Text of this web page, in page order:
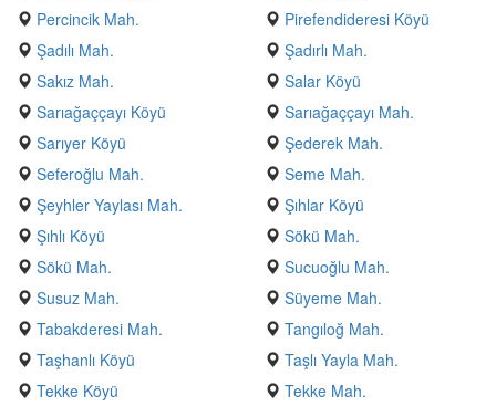
Percincik Mah.
Pirefendideresi Köyü
Şadılı Mah.
Şadırlı Mah.
Sakız Mah.
Salar Köyü
Sarıağaççayı Köyü
Sarıağaççayı Mah.
Sarıyer Köyü
Şederek Mah.
Seferoğlu Mah.
Seme Mah.
Şeyhler Yaylası Mah.
Şıhlar Köyü
Şıhlı Köyü
Sökü Mah.
Sökü Mah.
Sucuoğlu Mah.
Susuz Mah.
Süyeme Mah.
Tabakderesi Mah.
Tangıloğ Mah.
Taşhanlı Köyü
Taşlı Yayla Mah.
Tekke Köyü
Tekke Mah.